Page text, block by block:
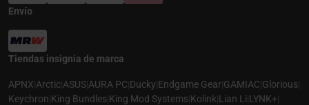
Envío
Tiendas insignia de marca
APNX|Arctic|ASUS|AURA PC|Ducky|Endgame Gear|GAMIAC|Glorious|
Keychron|King Bundles|King Mod Systems|Kolink|Lian Li|LYNK+|